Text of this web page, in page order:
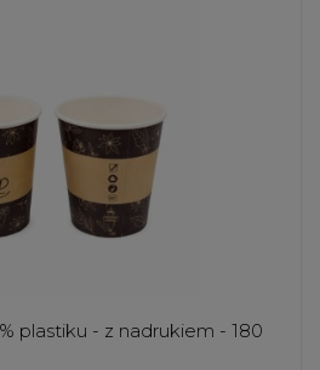
plastiku - z nadrukiem - 180